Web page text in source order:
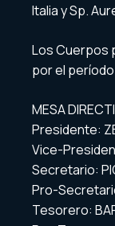
Italia y Sp.
Los Cuerpos
por el
MESA
Presidente:
Vice-
Secretario:
Pro-
Tesorero: